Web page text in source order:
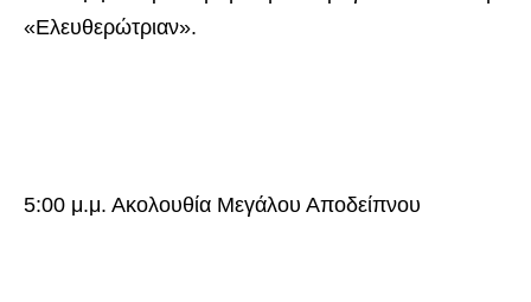
«Ελευθερώτριαν».
5:00 μ.μ. Ακολουθία Μεγάλου Αποδείπνου